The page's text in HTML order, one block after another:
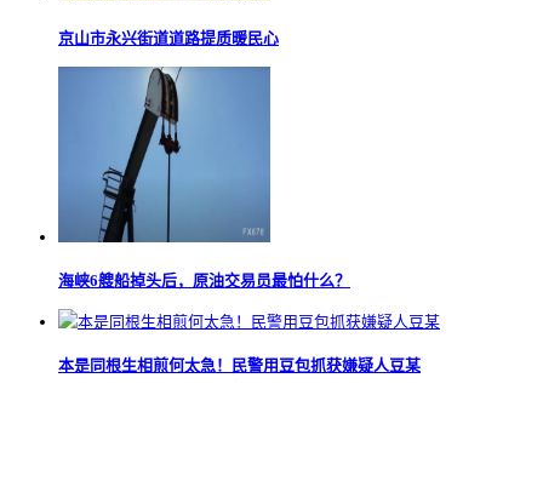
京山市永兴街道道路提质暖民心
海峡6艘船掉头后，原油交易员最怕什么？
本是同根生相煎何太急！民警用豆包抓获嫌疑人豆某